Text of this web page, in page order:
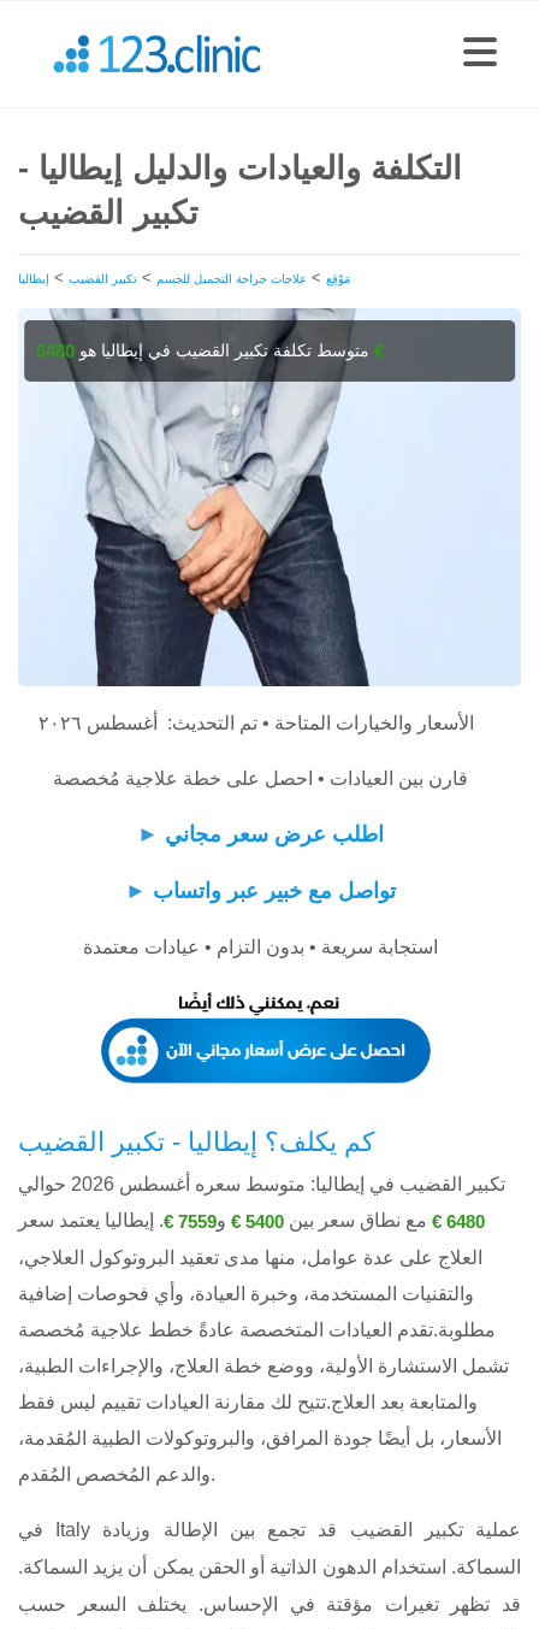
التكلفة والعيادات والدليل إيطاليا -
تكبير القضيب
مَوْقِع > علاجات جراحة التجميل للجسم > تكبير القضيب > إيطاليا
متوسط تكلفة تكبير القضيب في إيطاليا هو 6480 €
قارن بين العيادات • احصل على خطة علاجية مُخصصة
► اطلب عرض سعر مجاني
► تواصل مع خبير عبر واتساب
استجابة سريعة • بدون التزام • عيادات معتمدة
كم يكلف؟ إيطاليا - تكبير القضيب
تكبير القضيب في إيطاليا: متوسط ​​سعره أغسطس 2026 حوالي
6480 €
مع نطاق سعر بين 5400 € و7559 €
. إيطاليا يعتمد سعر
العلاج على عدة عوامل، منها مدى تعقيد البروتوكول العلاجي،
والتقنيات المستخدمة، وخبرة العيادة، وأي فحوصات إضافية
مطلوبة.تقدم العيادات المتخصصة عادةً خطط علاجية مُخصصة
تشمل الاستشارة الأولية، ووضع خطة العلاج، والإجراءات الطبية،
والمتابعة بعد العلاج.تتيح لك مقارنة العيادات تقييم ليس فقط
الأسعار، بل أيضًا جودة المرافق، والبروتوكولات الطبية المُقدمة،
والدعم المُخصص المُقدم.
في Italy عملية تكبير القضيب قد تجمع بين الإطالة وزيادة
السماكة. استخدام الدهون الذاتية أو الحقن يمكن أن يزيد السماكة.
قد تظهر تغيرات مؤقتة في الإحساس. يختلف السعر حسب